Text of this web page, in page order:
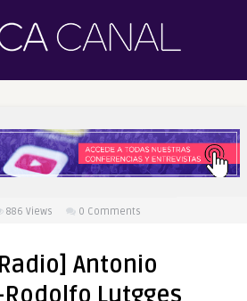
886 Views 0 Comments
Antonio